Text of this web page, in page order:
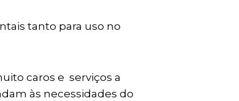
tanto para uso no
caros e serviços a
às necessidades do